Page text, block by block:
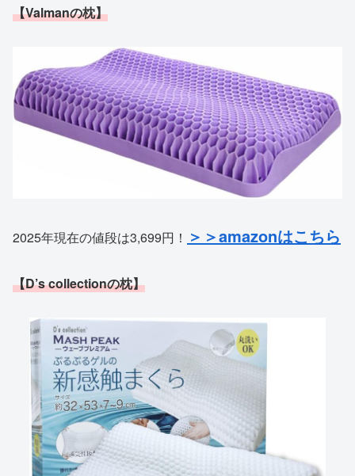
【Valmanの枕】
2025年現在の値段は3,699円！ ＞＞amazonはこちら
【D’s collectionの枕】